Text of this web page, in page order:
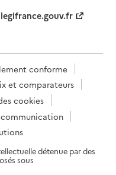
legifrance.gouv.fr
conforme
et comparateurs
cookies
détenue par des
sous